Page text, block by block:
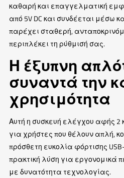
καθαρή και επαγγελματική
από 5V DC και συνδέεται μέσω
παρέχει σταθερή,
περιπλέκει τη ρύθμισή σας.
Η έξυπνη
συναντά την
χρησιμότητα
Αυτή η συσκευή ελέγχου αφής 2
για χρήστες που θέλουν απλή,
πρόσθετη ευκολία φόρτισης
πρακτική λύση για εργονομικά
με δυνατότητα τεχνολογίας.